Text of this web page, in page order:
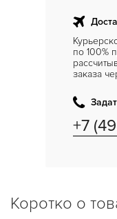
по 100%
заказа
+7
Коротко о